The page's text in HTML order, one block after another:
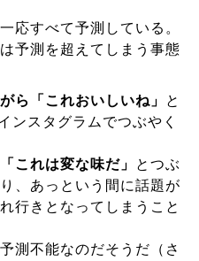
応すべて予測している。
予測を超えてしまう事態
ら「これおいしいね」 と
スタグラムでつぶやく
これは変な味だ」 とつぶ
、あっという間に話題が
行きとなってしまうこと
測不能なのだそうだ（さ